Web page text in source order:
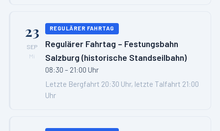
23
SEP
Mi
REGULÄRER FAHRTAG
Regulärer Fahrtag – Festungsbahn
Salzburg (historische Standseilbahn)
08:30 – 21:00 Uhr
Letzte Bergfahrt 20:30 Uhr, letzte Talfahrt 21:00
Uhr